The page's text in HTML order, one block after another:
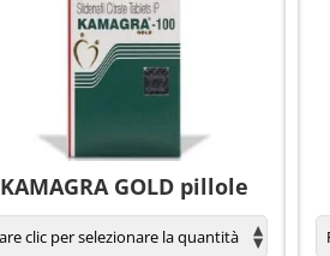
KAMAGRA GOLD pillole